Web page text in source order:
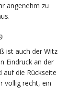
angenehm zu
ist auch der Witz
Eindruck an der
auf die Rückseite
völlig recht, ein